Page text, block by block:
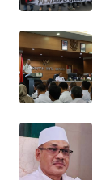
JURNAL
HUMBANG
NEWS
GARONGGANG
NEWS